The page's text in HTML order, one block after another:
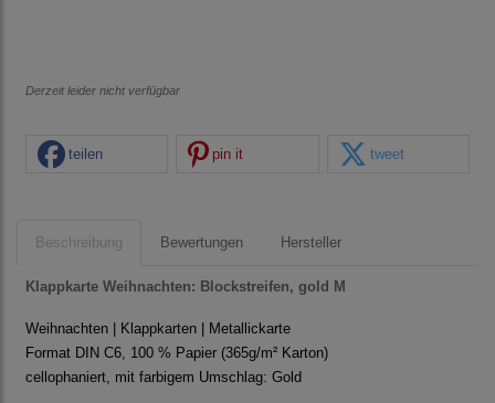
Derzeit leider nicht verfügbar
teilen pin it tweet
Beschreibung Bewertungen Hersteller
Klappkarte Weihnachten: Blockstreifen, gold M
Weihnachten | Klappkarten | Metallickarte
Format DIN C6, 100 % Papier (365g/m² Karton)
cellophaniert, mit farbigem Umschlag: Gold